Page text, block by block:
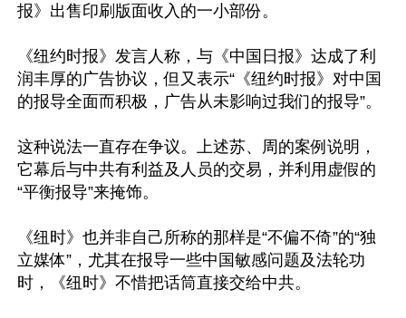
报》出售印刷版面收入的一小部份。
《纽约时报》发言人称，与《中国日报》达成了利
润丰厚的广告协议，但又表示“《纽约时报》对中国
的报导全面而积极，广告从未影响过我们的报导”。
这种说法一直存在争议。上述苏、周的案例说明，
它幕后与中共有利益及人员的交易，并利用虚假的
“平衡报导”来掩饰。
《纽时》也并非自己所称的那样是“不偏不倚”的“独
立媒体”，尤其在报导一些中国敏感问题及法轮功
时，《纽时》不惜把话筒直接交给中共。